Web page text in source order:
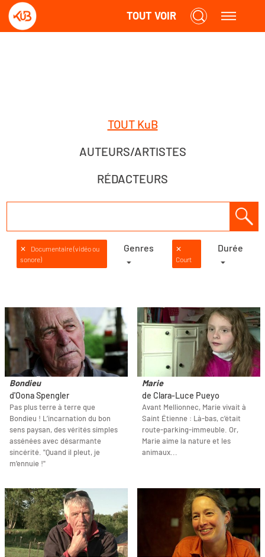
TOUT VOIR
TOUT KuB
AUTEURS/ARTISTES
RÉDACTEURS
✕
Documentaire (vidéo ou
sonore)
Genres
✕
Court
Durée
Bondieu
d'Oona Spengler
Pas plus terre à terre que
Bondieu ! L’incarnation du bon
sens paysan, des vérités simples
assénées avec désarmante
sincérité. "Quand il pleut, je
m’ennuie !"
Marie
de Clara-Luce Pueyo
Avant Mellionnec, Marie vivait à
Saint Étienne : Là-bas, c’était
route-parking-immeuble. Or,
Marie aime la nature et les
animaux...